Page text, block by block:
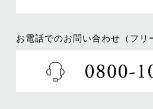
お電話でのお問い合わせ（フリ